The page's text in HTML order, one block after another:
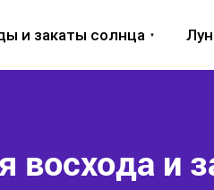
и закаты солнца
восхода и